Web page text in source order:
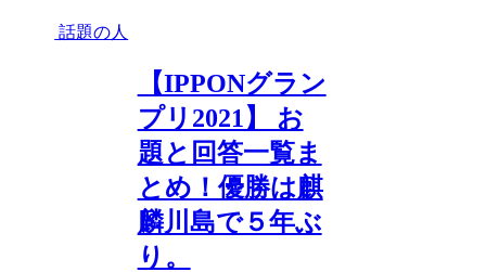
話題の人
【IPPONグラン
プリ2021】 お
題と回答一覧ま
とめ！優勝は麒
麟川島で５年ぶ
り。